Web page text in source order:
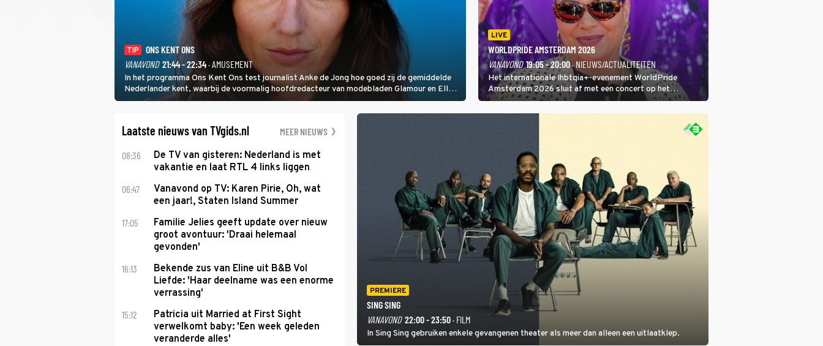
TIP
ONS KENT ONS
VANAVOND 21:44 - 22:34· AMUSEMENT
In het programma Ons Kent Ons test journalist Anke de Jong hoe goed zij de gemiddelde
Nederlander kent, waarbij de voormalig hoofdredacteur van modebladen Glamour en Elle
het samen met rapper Keizer opneemt tegen Edson da Graça en Marc-Marie Huijbregts.
LIVE
WORLDPRIDE AMSTERDAM 2026
VANAVOND 19:05 - 20:00· NIEUWS/ACTUALITEITEN
Het internationale lhbtqia+-evenement WorldPride
Amsterdam 2026 sluit af met een concert op het
Amsterdamse Museumplein. Anita Doth is een van de
optredende artiesten. In de jaren 90 veroverde ze de
Laatste nieuws van TVgids.nl MEER NIEUWS
08:36
De TV van gisteren: Nederland is met
vakantie en laat RTL 4 links liggen
06:47
Vanavond op TV: Karen Pirie, Oh, wat
een jaar!, Staten Island Summer
17:05
Familie Jelies geeft update over nieuw
groot avontuur: 'Draai helemaal
gevonden'
16:13
Bekende zus van Eline uit B&B Vol
Liefde: 'Haar deelname was een enorme
verrassing'
15:12
Patricia uit Married at First Sight
verwelkomt baby: 'Een week geleden
veranderde alles'
PREMIERE
SING SING
VANAVOND 22:00 - 23:50· FILM
In Sing Sing gebruiken enkele gevangenen theater als meer dan alleen een uitlaatklep.